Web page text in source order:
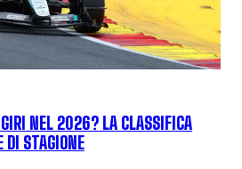
GIRI NEL 2026? LA CLASSIFICA
DI STAGIONE